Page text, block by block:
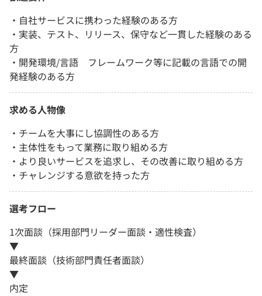
・自社サービスに携わった経験のある方
・実装、テスト、リリース、保守など一貫した経験のある
方
・開発環境/言語 フレームワーク等に記載の言語での開
発経験のある方
求める人物像
・チームを大事にし協調性のある方
・主体性をもって業務に取り組める方
・より良いサービスを追求し、その改善に取り組める方
・チャレンジする意欲を持った方
選考フロー
1次面談（採用部門リーダー面談・適性検査）
▼
最終面談（技術部門責任者面談）
▼
内定